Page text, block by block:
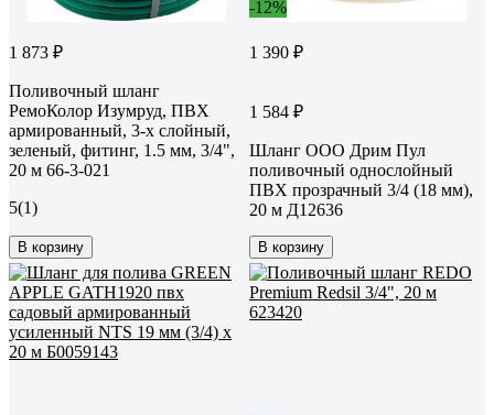
1 873 ₽
Поливочный шланг
РемоКолор Изумруд, ПВХ
армированный, 3-х слойный,
зеленый, фитинг, 1.5 мм, 3/4",
20 м 66-3-021
5(1)
В корзину
-12%
1 390 ₽
1 584 ₽
Шланг ООО Дрим Пул
поливочный однослойный
ПВХ прозрачный 3/4 (18 мм),
20 м Д12636
В корзину